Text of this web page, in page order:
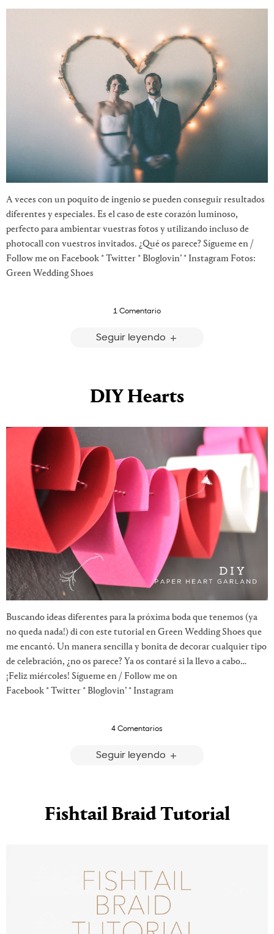
A veces con un poquito de ingenio se pueden conseguir resultados
diferentes y especiales. Es el caso de este corazón luminoso,
perfecto para ambientar vuestras fotos y utilizando incluso de
photocall con vuestros invitados. ¿Qué os parece? Sígueme en /
Follow me on Facebook * Twitter * Bloglovin’ * Instagram Fotos:
Green Wedding Shoes
1 Comentario
Seguir leyendo
DIY Hearts
Buscando ideas diferentes para la próxima boda que tenemos (ya
no queda nada!) di con este tutorial en Green Wedding Shoes que
me encantó. Un manera sencilla y bonita de decorar cualquier tipo
de celebración, ¿no os parece? Ya os contaré si la llevo a cabo…
¡Feliz miércoles! Sígueme en / Follow me on
Facebook * Twitter * Bloglovin’ * Instagram
4 Comentarios
Seguir leyendo
Fishtail Braid Tutorial